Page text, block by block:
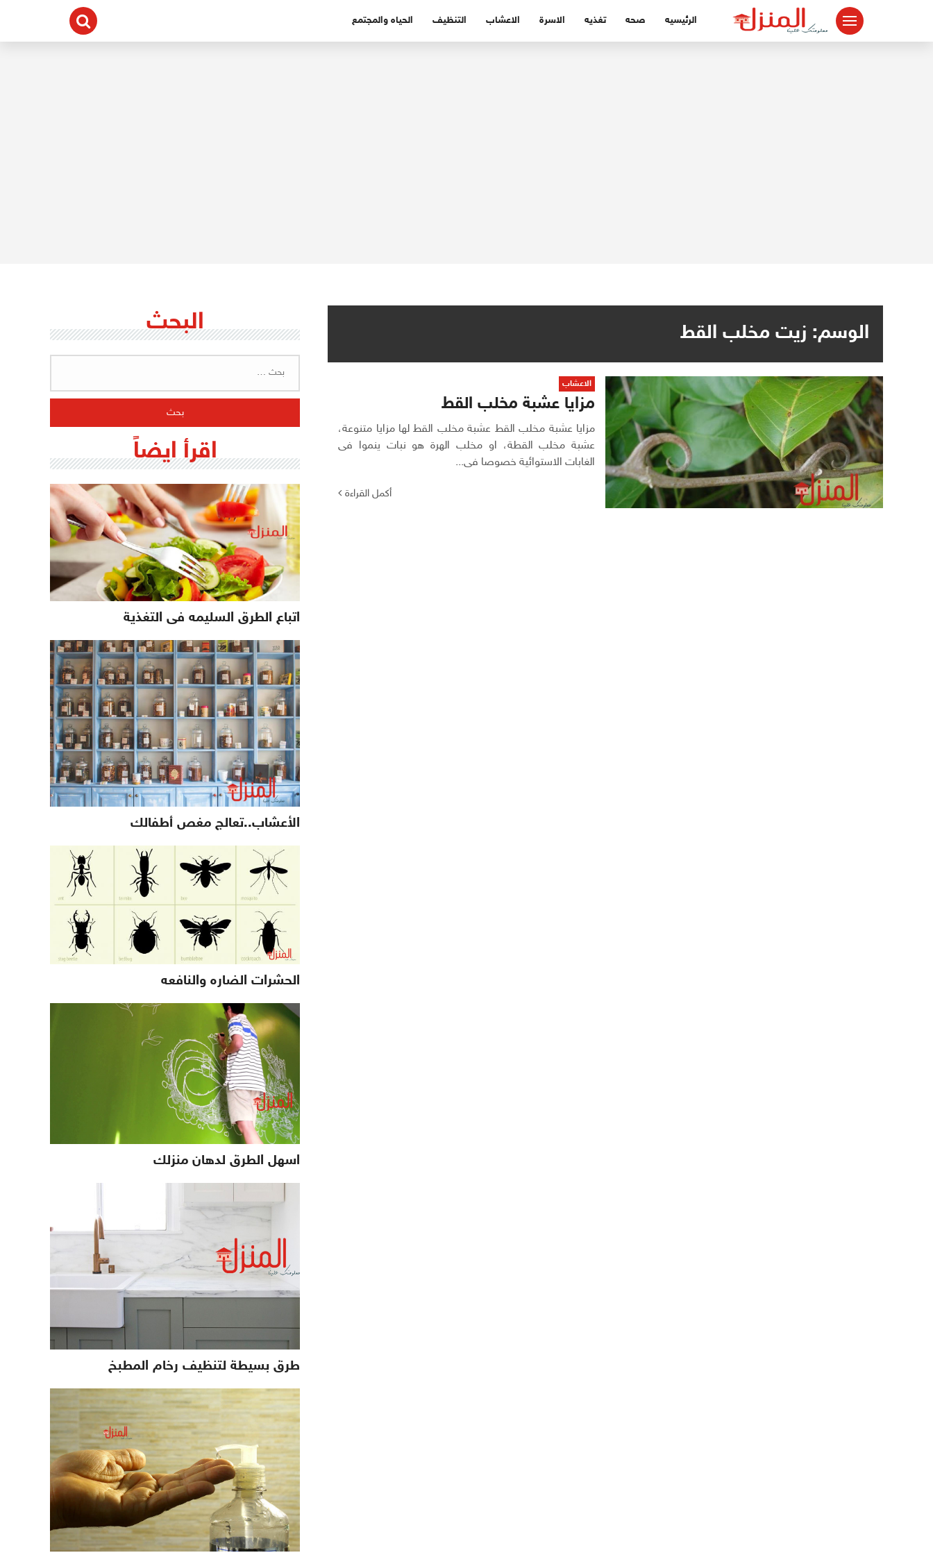
الرئيسيه صحه تغذيه الاسرة الاعشاب التنظيف الحياه والمجتمع
الوسم: زيت مخلب القط
الاعشاب
مزايا عشبة مخلب القط
مزايا عشبة مخلب القط عشبة مخلب القط لها مزايا متنوعة،
عشبة مخلب القطة، او مخلب الهرة هو نبات ينموا فى
الغابات الاستوائية خصوصا فى...
أكمل القراءة
البحث
اقرأ ايضاً
اتباع الطرق السليمه فى التغذية
الأعشاب..تعالج مغص أطفالك
الحشرات الضاره والنافعه
اسهل الطرق لدهان منزلك
طرق بسيطة لتنظيف رخام المطبخ